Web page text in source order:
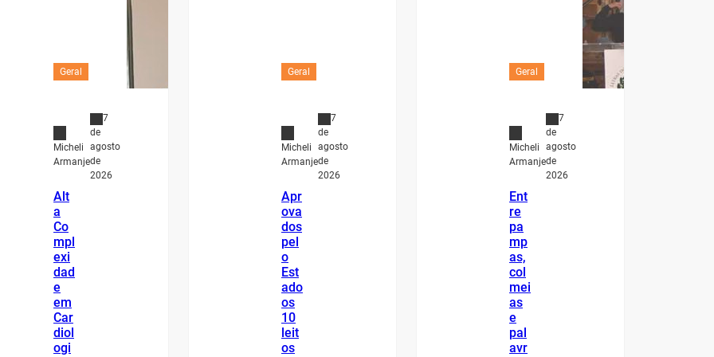
Geral
Micheli
Armanje
7
de
agosto
de
2026
Alt
a
Co
mpl
exi
dad
e
em
Car
diol
ogi
Geral
Micheli
Armanje
7
de
agosto
de
2026
Apr
ova
dos
pel
o
Est
ado
os
10
leit
os
Geral
Micheli
Armanje
7
de
agosto
de
2026
Ent
re
pa
mp
as,
col
mei
as
e
pal
avr